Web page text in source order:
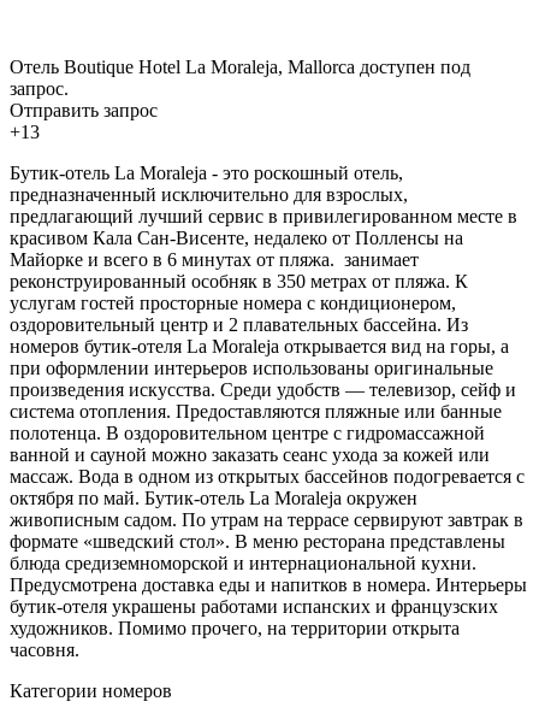
Отель Boutique Hotel La Moraleja, Mallorca доступен под
запрос.
Отправить запрос
+13
Бутик-отель La Moraleja - это роскошный отель,
предназначенный исключительно для взрослых,
предлагающий лучший сервис в привилегированном месте в
красивом Кала Сан-Висенте, недалеко от Полленсы на
Майорке и всего в 6 минутах от пляжа. занимает
реконструированный особняк в 350 метрах от пляжа. К
услугам гостей просторные номера с кондиционером,
оздоровительный центр и 2 плавательных бассейна. Из
номеров бутик-отеля La Moraleja открывается вид на горы, а
при оформлении интерьеров использованы оригинальные
произведения искусства. Среди удобств — телевизор, сейф и
система отопления. Предоставляются пляжные или банные
полотенца. В оздоровительном центре с гидромассажной
ванной и сауной можно заказать сеанс ухода за кожей или
массаж. Вода в одном из открытых бассейнов подогревается с
октября по май. Бутик-отель La Moraleja окружен
живописным садом. По утрам на террасе сервируют завтрак в
формате «шведский стол». В меню ресторана представлены
блюда средиземноморской и интернациональной кухни.
Предусмотрена доставка еды и напитков в номера. Интерьеры
бутик-отеля украшены работами испанских и французских
художников. Помимо прочего, на территории открыта
часовня.
Категории номеров